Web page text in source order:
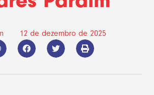
12 de dezembro de 2025